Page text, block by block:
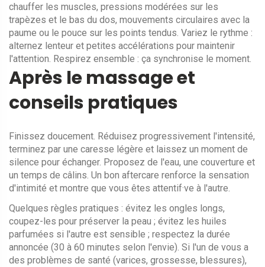
chauffer les muscles, pressions modérées sur les
trapèzes et le bas du dos, mouvements circulaires avec la
paume ou le pouce sur les points tendus. Variez le rythme :
alternez lenteur et petites accélérations pour maintenir
l'attention. Respirez ensemble : ça synchronise le moment.
Après le massage et
conseils pratiques
Finissez doucement. Réduisez progressivement l'intensité,
terminez par une caresse légère et laissez un moment de
silence pour échanger. Proposez de l'eau, une couverture et
un temps de câlins. Un bon aftercare renforce la sensation
d'intimité et montre que vous êtes attentif·ve à l'autre.
Quelques règles pratiques : évitez les ongles longs,
coupez-les pour préserver la peau ; évitez les huiles
parfumées si l'autre est sensible ; respectez la durée
annoncée (30 à 60 minutes selon l'envie). Si l'un de vous a
des problèmes de santé (varices, grossesse, blessures),